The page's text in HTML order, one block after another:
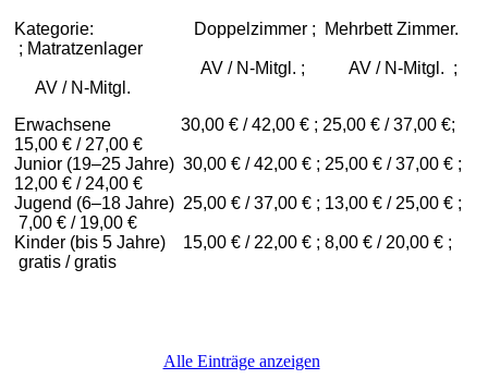
Kategorie: Doppelzimmer ; Mehrbett Zimmer.
; Matratzenlager
AV / N-Mitgl. ; AV / N-Mitgl. ;
AV / N-Mitgl.
Erwachsene 30,00 € / 42,00 € ; 25,00 € / 37,00 €;
15,00 € / 27,00 €
Junior (19–25 Jahre) 30,00 € / 42,00 € ; 25,00 € / 37,00 € ;
12,00 € / 24,00 €
Jugend (6–18 Jahre) 25,00 € / 37,00 € ; 13,00 € / 25,00 € ;
7,00 € / 19,00 €
Kinder (bis 5 Jahre) 15,00 € / 22,00 € ; 8,00 € / 20,00 € ;
gratis / gratis
Alle Einträge anzeigen